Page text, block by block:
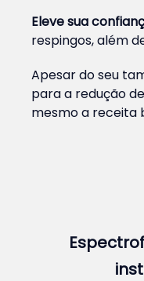
Eleve sua
respingos, além
Apesar do seu
para a redução
mesmo a receita